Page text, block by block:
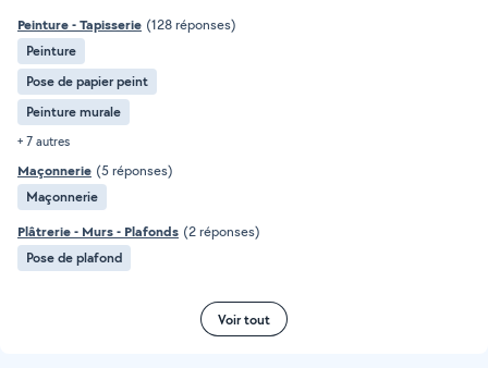
Peinture - Tapisserie (128 réponses)
Peinture
Pose de papier peint
Peinture murale
+ 7 autres
Maçonnerie (5 réponses)
Maçonnerie
Plâtrerie - Murs - Plafonds (2 réponses)
Pose de plafond
Voir tout